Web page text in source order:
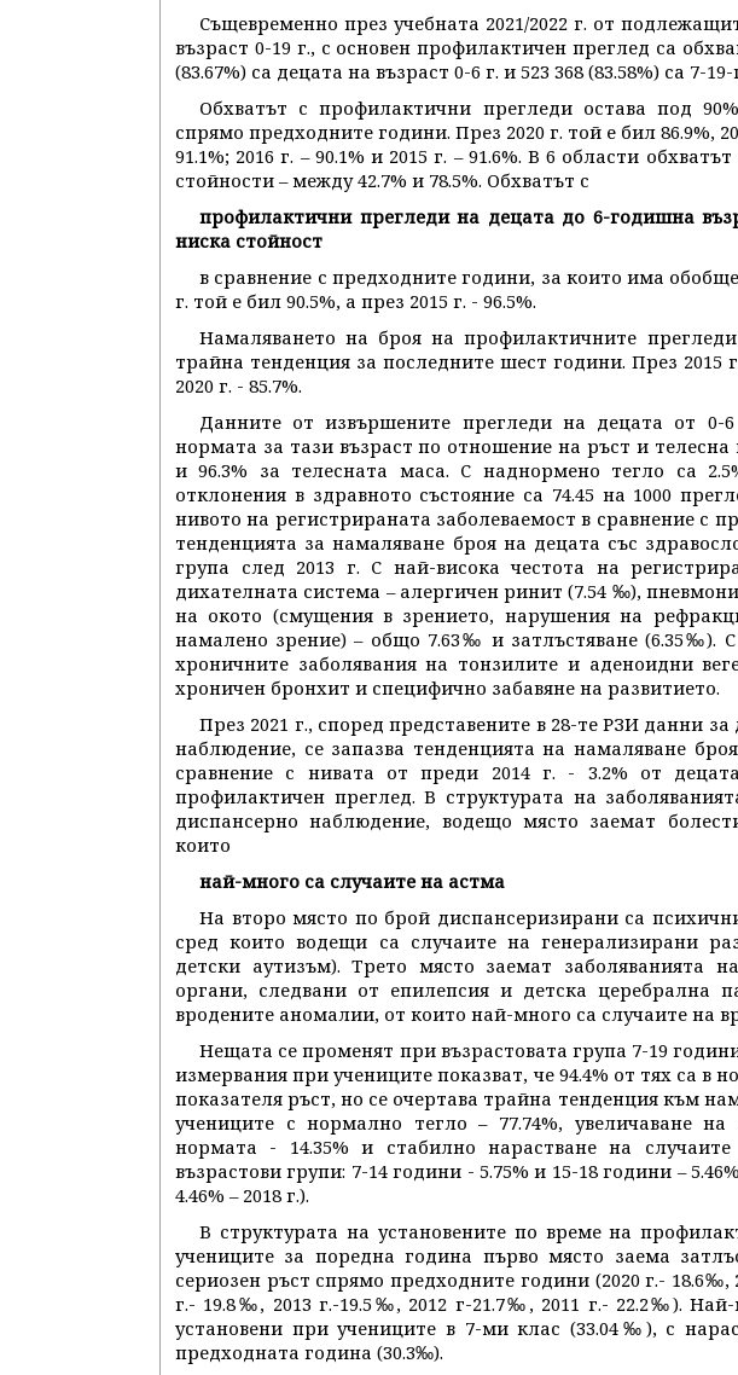
Същевременно през учебната 2021/2022 г. от
възраст 0-19 г., с основен профилактичен преглед са
(83.67%) са децата на възраст 0-6 г. и 523 368 (83.58%) са 7-
Обхватът с профилактични прегледи остава под
спрямо предходните години. През 2020 г. той е бил 86.9%,
91.1%; 2016 г. – 90.1% и 2015 г. – 91.6%. В 6 области
стойности – между 42.7% и 78.5%. Обхватът с
профилактични прегледи на децата до 6-годишна
ниска стойност
в сравнение с предходните години, за които има
г. той е бил 90.5%, а през 2015 г. - 96.5%.
Намаляването на броя на профилактичните
трайна тенденция за последните шест години. През 2015
2020 г. - 85.7%.
Данните от извършените прегледи на децата от 0-
нормата за тази възраст по отношение на ръст и телесна
и 96.3% за телесната маса. С наднормено тегло са
отклонения в здравното състояние са 74.45 на 1000
нивото на регистрираната заболеваемост в сравнение с
тенденцията за намаляване броя на децата със
група след 2013 г. С най-висока честота на
дихателната система – алергичен ринит (7.54 ‰),
на окото (смущения в зрението, нарушения на
намалено зрение) – общо 7.63‰ и затлъстяване (6.35‰).
хроничните заболявания на тонзилите и аденоидни
хроничен бронхит и специфично забавяне на развитието.
През 2021 г., според представените в 28-те РЗИ данни
наблюдение, се запазва тенденцията на намаляване
сравнение с нивата от преди 2014 г. - 3.2% от
профилактичен преглед. В структурата на
диспансерно наблюдение, водещо място заемат
които
най-много са случаите на астма
На второ място по брой диспансеризирани са
сред които водещи са случаите на генерализирани
детски аутизъм). Трето място заемат заболяванията
органи, следвани от епилепсия и детска церебрална
вродените аномалии, от които най-много са случаите на
Нещата се променят при възрастовата група 7-19
измервания при учениците показват, че 94.4% от тях са
показателя ръст, но се очертава трайна тенденция към
учениците с нормално тегло – 77.74%, увеличаване
нормата - 14.35% и стабилно нарастване на
възрастови групи: 7-14 години - 5.75% и 15-18 години –
4.46% – 2018 г.).
В структурата на установените по време на
учениците за поредна година първо място заема
сериозен ръст спрямо предходните години (2020 г.- 18.6‰,
г.- 19.8‰, 2013 г.-19.5‰, 2012 г-21.7‰, 2011 г.- 22.2‰).
установени при учениците в 7-ми клас (33.04‰), с
предходната година (30.3‰).